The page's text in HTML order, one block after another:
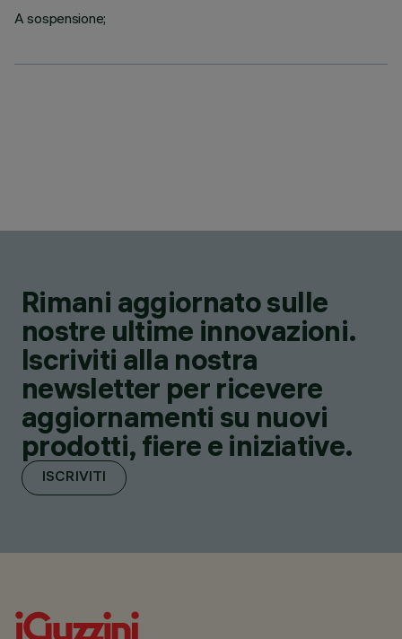
A sospensione;
Rimani aggiornato sulle
nostre ultime innovazioni.
Iscriviti alla nostra
newsletter per ricevere
aggiornamenti su nuovi
prodotti, fiere e iniziative.
ISCRIVITI